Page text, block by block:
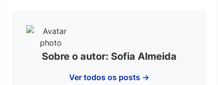
Sobre o autor: Sofia Almeida
Ver todos os posts →